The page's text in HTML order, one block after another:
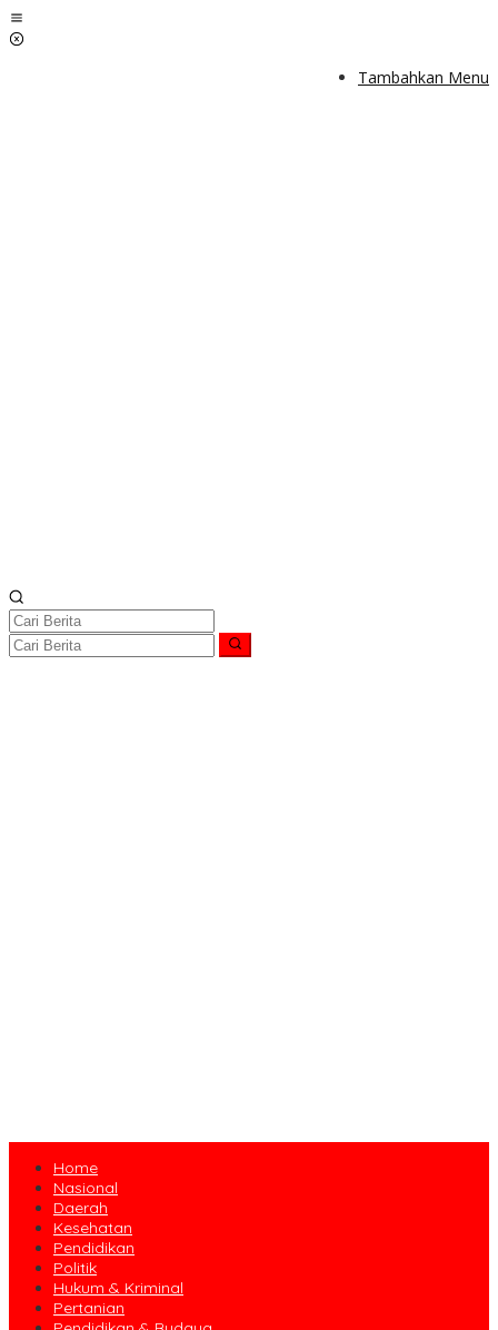
Lewati
ke
Tambahkan Menu
Home
Nasional
Daerah
Kesehatan
Pendidikan
Politik
Hukum & Kriminal
Pertanian